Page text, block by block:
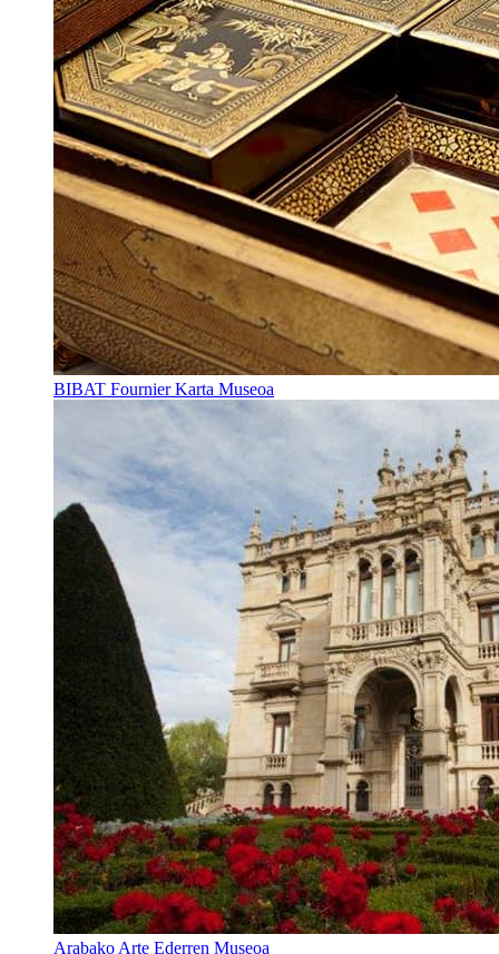
BIBAT Fournier Karta Museoa
Arabako Arte Ederren Museoa